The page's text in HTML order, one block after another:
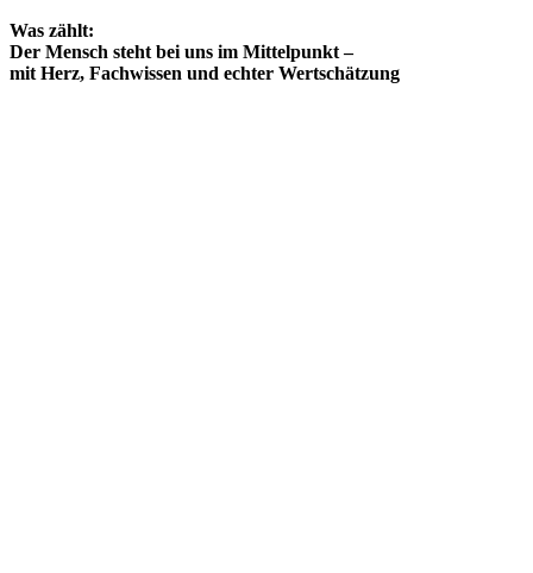
Was zählt:
Der Mensch steht bei uns im Mittelpunkt –
mit Herz, Fachwissen und echter Wertschätzung